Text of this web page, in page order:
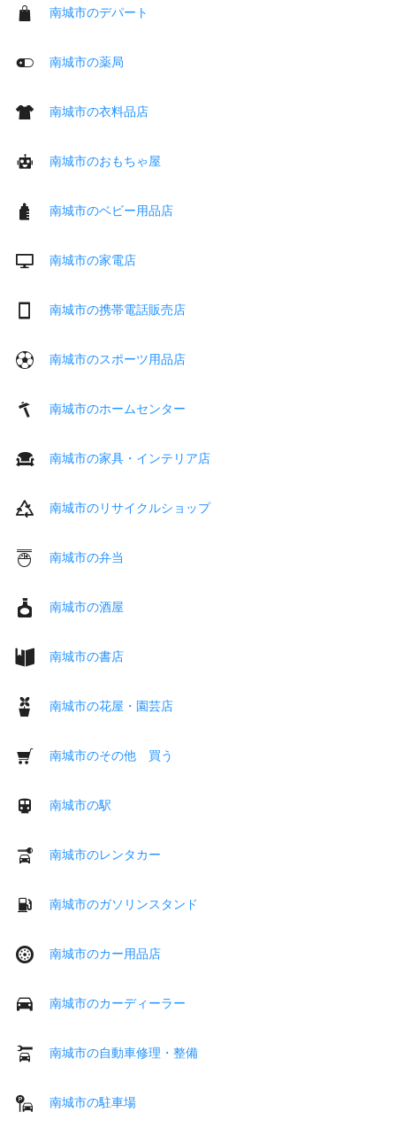
南城市のデパート
南城市の薬局
南城市の衣料品店
南城市のおもちゃ屋
南城市のベビー用品店
南城市の家電店
南城市の携帯電話販売店
南城市のスポーツ用品店
南城市のホームセンター
南城市の家具・インテリア店
南城市のリサイクルショップ
南城市の弁当
南城市の酒屋
南城市の書店
南城市の花屋・園芸店
南城市のその他 買う
南城市の駅
南城市のレンタカー
南城市のガソリンスタンド
南城市のカー用品店
南城市のカーディーラー
南城市の自動車修理・整備
南城市の駐車場